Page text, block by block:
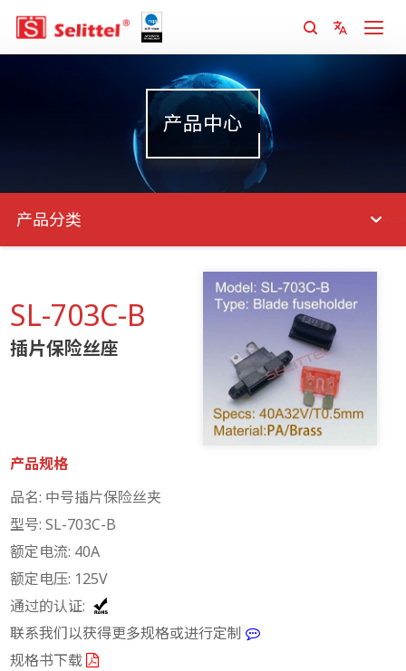
产品中心
产品分类
SL-703C-B
插片保险丝座
产品规格
品名: 中号插片保险丝夹
型号: SL-703C-B
额定电流: 40A
额定电压: 125V
通过的认证:
联系我们以获得更多规格或进行定制
规格书下载